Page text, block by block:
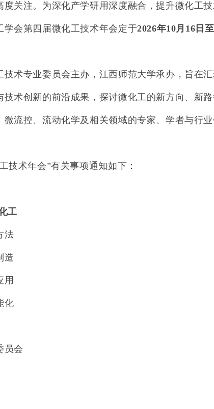
关注。为深化产学研用深度融合，提升微化工
学会第四届微化工技术年会定于2026年10月 16 日至
术专业委员会主办，江西师范大学承办，旨在
术创新的前沿成果，探讨微化工的新方向、新
流控、流动化学及相关领域的专家、学者与行
技术年会”有关事项通知如下：
工
法
造
用
化
员会